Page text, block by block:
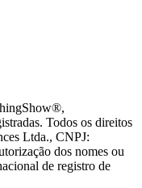
Todos os direitos
Ltda., CNPJ:
dos nomes ou
de registro de